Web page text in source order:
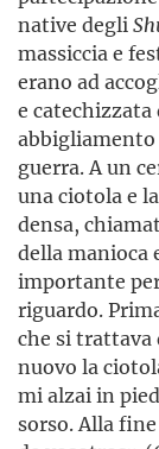
native degli
massiccia e
erano ad
e catechizzata
abbigliamento
guerra. A un
una ciotola e
densa,
della manioca
importante
riguardo.
che si trattava
nuovo la
mi alzai in
sorso. Alla